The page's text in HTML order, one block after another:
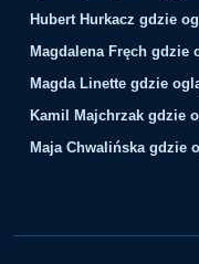
Hubert Hurkacz gdzie
Magdalena Fręch gdzie
Magda Linette gdzie
Kamil Majchrzak gdzie
Maja Chwalińska gdzie